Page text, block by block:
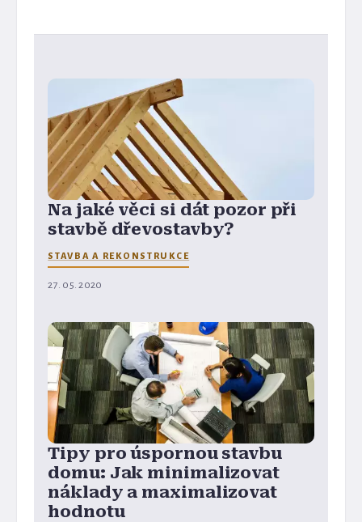
Na jaké věci si dát pozor při
stavbě dřevostavby?
STAVBA A REKONSTRUKCE
27. 05. 2020
Tipy pro úspornou stavbu
domu: Jak minimalizovat
náklady a maximalizovat
hodnotu